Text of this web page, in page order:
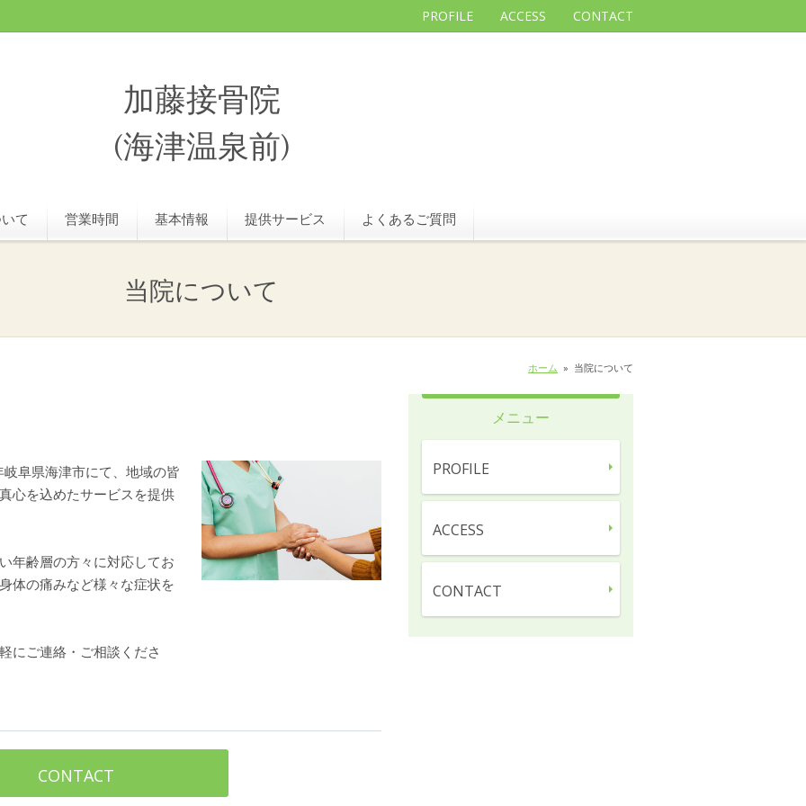
加藤接骨院
(海津温泉前)
PROFILE ACCESS CONTACT
て 営業時間 基本情報 提供サービス よくあるご質問
当院について
ホーム » 当院について
阜県海津市にて、地域の皆
心を込めたサービスを提供
年齢層の方々に対応してお
体の痛みなど様々な症状を
にご連絡・ご相談くださ
CONTACT
メニュー
PROFILE
ACCESS
CONTACT